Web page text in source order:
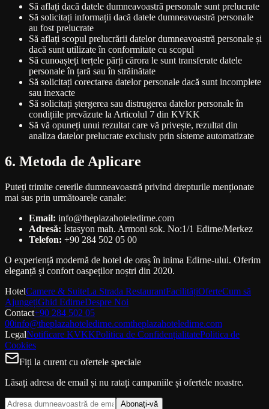
Să aflați dacă datele dumneavoastră personale sunt prelucrate
Să solicitați informații dacă datele dumneavoastră personale
au fost prelucrate
Să aflați scopul prelucrării datelor dumneavoastră personale și
dacă sunt utilizate în conformitate cu scopul
Să cunoașteți terțele părți cărora le sunt transferate datele
personale în țară sau în străinătate
Să solicitați corectarea datelor personale dacă sunt incomplete
sau inexacte
Să solicitați ștergerea sau distrugerea datelor personale în
condițiile prevăzute la Articolul 7 din KVKK
Să vă opuneți unui rezultat care vă privește, rezultat din
analiza datelor prelucrate exclusiv prin sisteme automatizate
6. Metoda de Aplicare
Puteți trimite cererile dumneavoastră privind drepturile menționate
mai sus prin următoarele canale:
Email: info@theplazahoteledirne.com
Adresă: İstasyon mah. Armoni sok. No:1/1 Edirne/Merkez
Telefon: +90 284 502 05 00
O experiență modernă de hotel de oraș în inima Edirne-ului. Oferim
eleganță și confort oaspeților noștri din 2020.
HotelCamere & SuiteLa Strada RestaurantFacilitățiOferteCum să
AjungețiGhid EdirneDespre Noi
Contact+90 284 502 05
00info@theplazahoteledirne.comtheplazahoteledirne.com
LegalNotificare KVKKPolitica de ConfidențialitatePolitica de
Cookies
Fiți la curent cu ofertele speciale
Lăsați adresa de email și nu ratați campaniile și ofertele noastre.
Abonați-vă